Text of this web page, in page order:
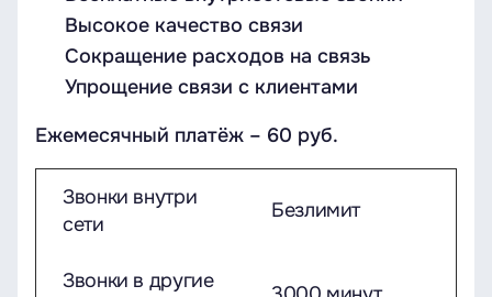
Высокое качество связи
Сокращение расходов на связь
Упрощение связи с клиентами
Ежемесячный платёж – 60 руб.
Звонки внутри
сети
Безлимит
Звонки в другие